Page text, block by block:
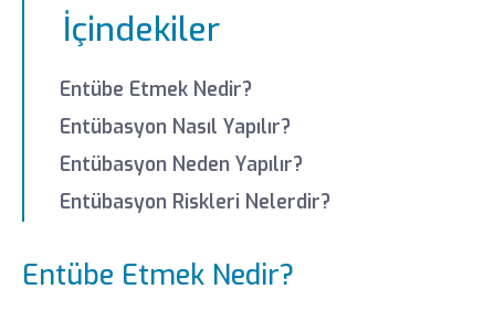
İçindekiler
Entübe Etmek Nedir?
Entübasyon Nasıl Yapılır?
Entübasyon Neden Yapılır?
Entübasyon Riskleri Nelerdir?
Entübe Etmek Nedir?